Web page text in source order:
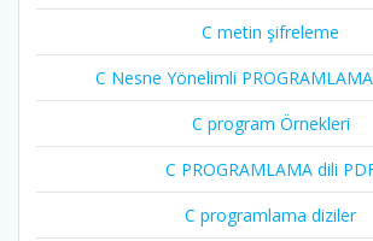
C metin şifreleme
C Nesne Yönelimli
C program Örnekleri
C PROGRAMLAMA dili
C programlama diziler